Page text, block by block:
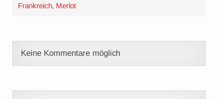
Frankreich, Merlot
Keine Kommentare möglich